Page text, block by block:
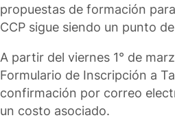
propuestas de formación
CCP sigue siendo un punto
A partir del viernes 1° de
Formulario de Inscripción a
confirmación por correo
un costo asociado.